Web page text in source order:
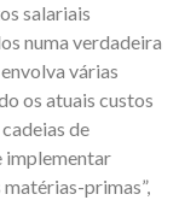
salariais
numa verdadeira
várias
os atuais custos
de
implementar
matérias-primas”,